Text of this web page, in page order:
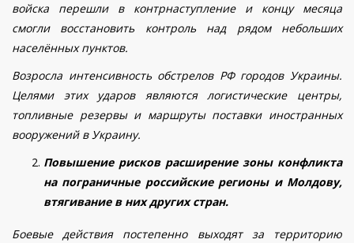
войска перешли в контрнаступление и концу месяца
смогли восстановить контроль над рядом небольших
населённых пунктов.
Возросла интенсивность обстрелов РФ городов Украины.
Целями этих ударов являются логистические центры,
топливные резервы и маршруты поставки иностранных
вооружений в Украину.
Повышение рисков расширение зоны конфликта
на пограничные российские регионы и Молдову,
втягивание в них других стран.
Боевые действия постепенно выходят за территорию